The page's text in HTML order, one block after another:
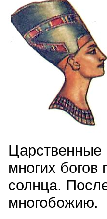
Царственные
многих
солнца.
многобожию.